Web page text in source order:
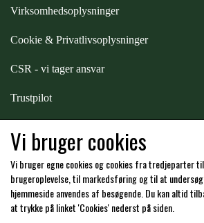
WAHLSTEN
WALDHAUSEN
WALSH
Virksomhedsoplysninger
Cookie & Privatlivsoplysninger
CSR - vi tager ansvar
Trustpilot
Hos os kan du betale med:
Vi bruger cookies
Vi bruger egne cookies og cookies fra tredjeparter
brugeroplevelse, til markedsføring og til at
hjemmeside anvendes af besøgende. Du kan altid
at trykke på linket 'Cookies' nederst på siden.